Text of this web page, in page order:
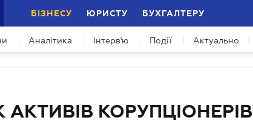
БІЗНЕСУ ЮРИСТУ БУХГАЛТЕРУ
Аналітика Інтерв'ю Події Актуально
КОРУПЦІОНЕРІВ